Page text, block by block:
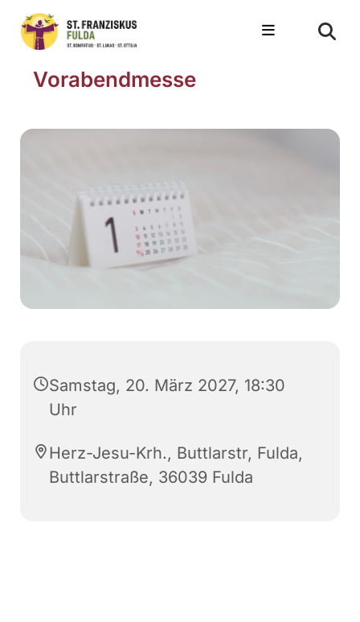
Vorabendmesse
Samstag, 20. März 2027, 18:30
Uhr
Herz-Jesu-Krh., Buttlarstr, Fulda,
Buttlarstraße, 36039 Fulda